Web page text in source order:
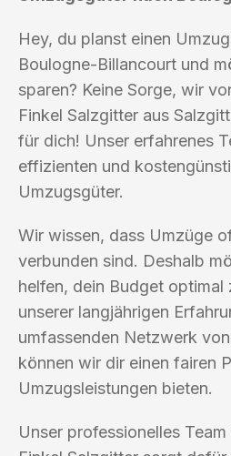
Hey, du planst einen
Boulogne-Billancourt und
sparen? Keine Sorge, wir
Finkel Salzgitter aus
für dich! Unser erfahrenes
effizienten und
Umzugsgüter.
Wir wissen, dass Umzüge
verbunden sind. Deshalb
helfen, dein Budget optimal
unserer langjährigen
umfassenden Netzwerk
können wir dir einen fairen
Umzugsleistungen bieten.
Unser professionelles